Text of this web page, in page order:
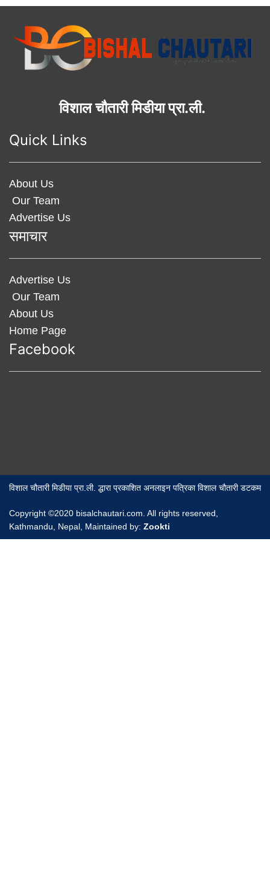
विशाल चौतारी मिडीया प्रा.ली.
Quick Links
About Us
Our Team
Advertise Us
समाचार
Advertise Us
Our Team
About Us
Home Page
Facebook
विशाल चौतारी मिडीया प्रा.ली. द्धारा प्रकाशित अनलाइन पत्रिका विशाल चौतारी डटकम
Copyright ©2020 bisalchautari.com. All rights reserved,
Kathmandu, Nepal, Maintained by: Zookti